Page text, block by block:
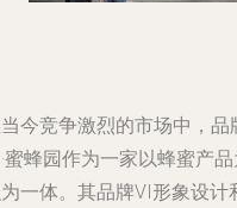
今竞争激烈的市场中，
蜜蜂园作为一家以蜂蜜产
一体。其品牌VI形象设